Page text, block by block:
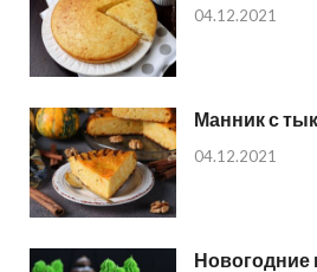
04.12.2021
Манник с
04.12.2021
Новогодние